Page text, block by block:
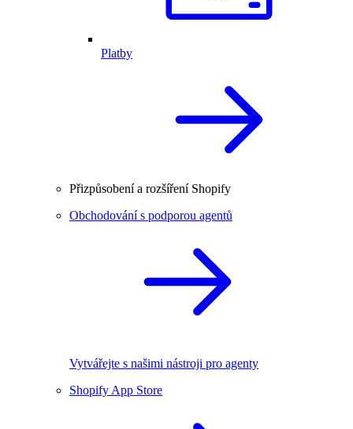
Platby
Přizpůsobení a rozšíření Shopify
Obchodování s podporou agentů
Vytvářejte s našimi nástroji pro agenty
Shopify App Store